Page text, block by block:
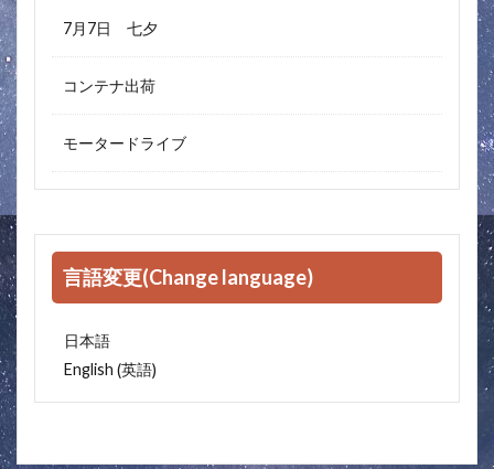
7月7日 七夕
コンテナ出荷
モータードライブ
言語変更(Change language)
日本語
English (英語)